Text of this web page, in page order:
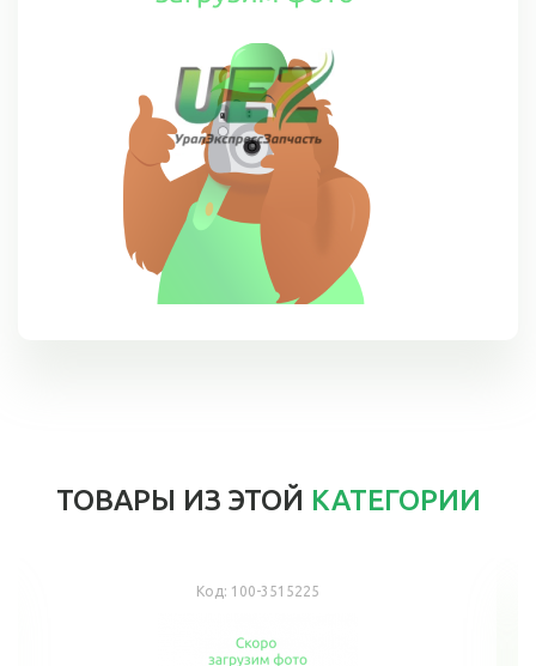
ТОВАРЫ ИЗ ЭТОЙ КАТЕГОРИИ
Код: 100-3515225